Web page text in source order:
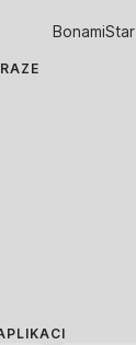
BonamiStar